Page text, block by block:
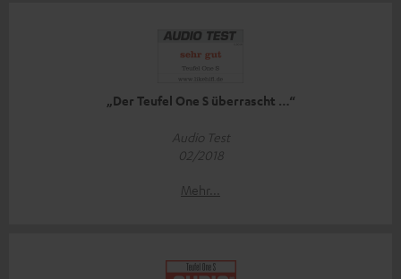
„Der Teufel One S überrascht …“
Audio Test
02/2018
Mehr...